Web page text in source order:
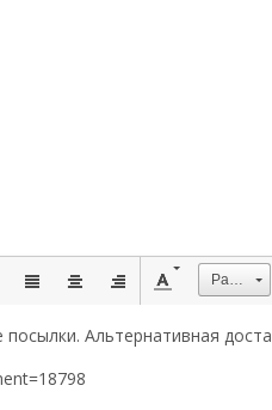
Размер
Альтернативная